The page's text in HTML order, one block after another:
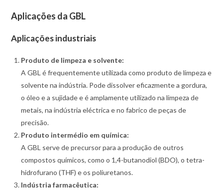
Aplicações da GBL
Aplicações industriais
Produto de limpeza e solvente:
A GBL é frequentemente utilizada como produto de limpeza e
solvente na indústria. Pode dissolver eficazmente a gordura,
o óleo e a sujidade e é amplamente utilizado na limpeza de
metais, na indústria eléctrica e no fabrico de peças de
precisão.
Produto intermédio em química:
A GBL serve de precursor para a produção de outros
compostos químicos, como o 1,4-butanodiol (BDO), o tetra-
hidrofurano (THF) e os poliuretanos.
Indústria farmacêutica: